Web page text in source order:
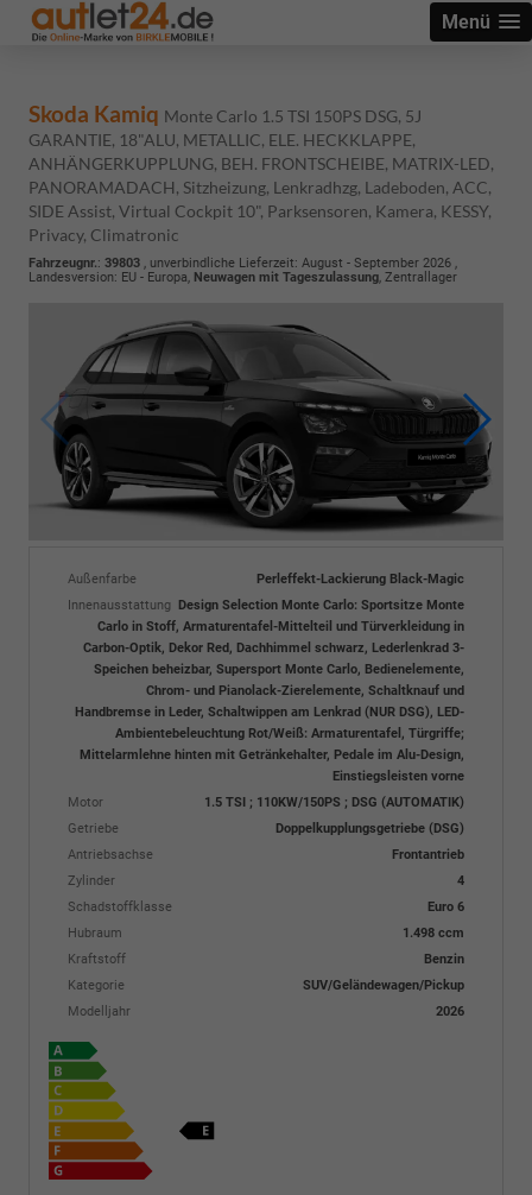
Menü
Skoda Kamiq Monte Carlo 1.5 TSI 150PS DSG, 5J
GARANTIE, 18"ALU, METALLIC, ELE. HECKKLAPPE,
ANHÄNGERKUPPLUNG, BEH. FRONTSCHEIBE, MATRIX-LED,
PANORAMADACH, Sitzheizung, Lenkradhzg, Ladeboden, ACC,
SIDE Assist, Virtual Cockpit 10", Parksensoren, Kamera, KESSY,
Privacy, Climatronic
Fahrzeugnr.: 39803 , unverbindliche Lieferzeit: August - September 2026 ,
Landesversion: EU - Europa, Neuwagen mit Tageszulassung, Zentrallager
Außenfarbe
Perleffekt-Lackierung Black-Magic
Innenausstattung
Design Selection Monte Carlo: Sportsitze Monte
Carlo in Stoff, Armaturentafel-Mittelteil und Türverkleidung in
Carbon-Optik, Dekor Red, Dachhimmel schwarz, Lederlenkrad 3-
Speichen beheizbar, Supersport Monte Carlo, Bedienelemente,
Chrom- und Pianolack-Zierelemente, Schaltknauf und
Handbremse in Leder, Schaltwippen am Lenkrad (NUR DSG), LED-
Ambientebeleuchtung Rot/Weiß: Armaturentafel, Türgriffe;
Mittelarmlehne hinten mit Getränkehalter, Pedale im Alu-Design,
Einstiegsleisten vorne
Motor
1.5 TSI ; 110KW/150PS ; DSG (AUTOMATIK)
Getriebe
Doppelkupplungsgetriebe (DSG)
Antriebsachse
Frontantrieb
Zylinder
4
Schadstoffklasse
Euro 6
Hubraum
1.498 ccm
Kraftstoff
Benzin
Kategorie
SUV/Geländewagen/Pickup
Modelljahr
2026